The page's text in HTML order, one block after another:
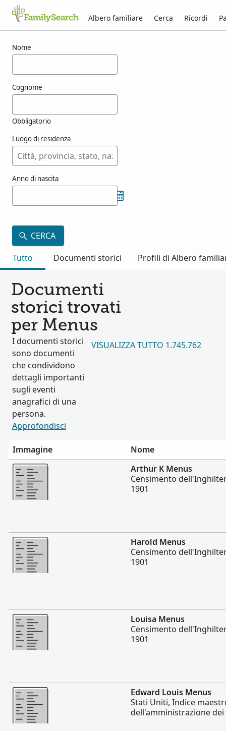
Albero familiare Cerca Ricordi
Nome
Cognome
Obbligatorio
Luogo di residenza
Anno di nascita
CERCA
Tutto
Documenti storici Profili di Albero
Documenti
storici trovati
per Menus
I documenti storici
sono documenti
che condividono
dettagli importanti
sugli eventi
anagrafici di una
persona.
Approfondisci
VISUALIZZA TUTTO 1.745.762
Immagine
Nome
Altro
Arthur K Menus
Censimento
1901
Altro
Harold Menus
Censimento
1901
Altro
Louisa Menus
Censimento
1901
Altro
Edward Louis Menus
Stati Uniti, Indice
dell'amministrazione dei